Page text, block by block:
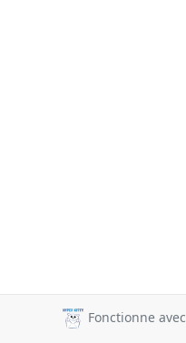
Fonctionne avec